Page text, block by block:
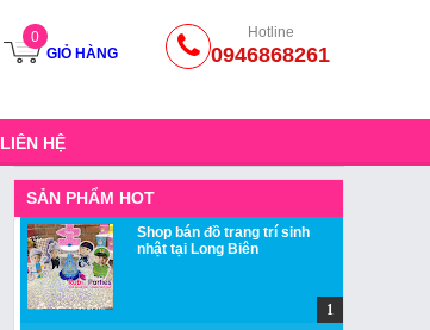
0
GIỎ HÀNG
Hotline
0946868261
LIÊN HỆ
SẢN PHẨM HOT
Shop bán đồ trang trí sinh
nhật tại Long Biên